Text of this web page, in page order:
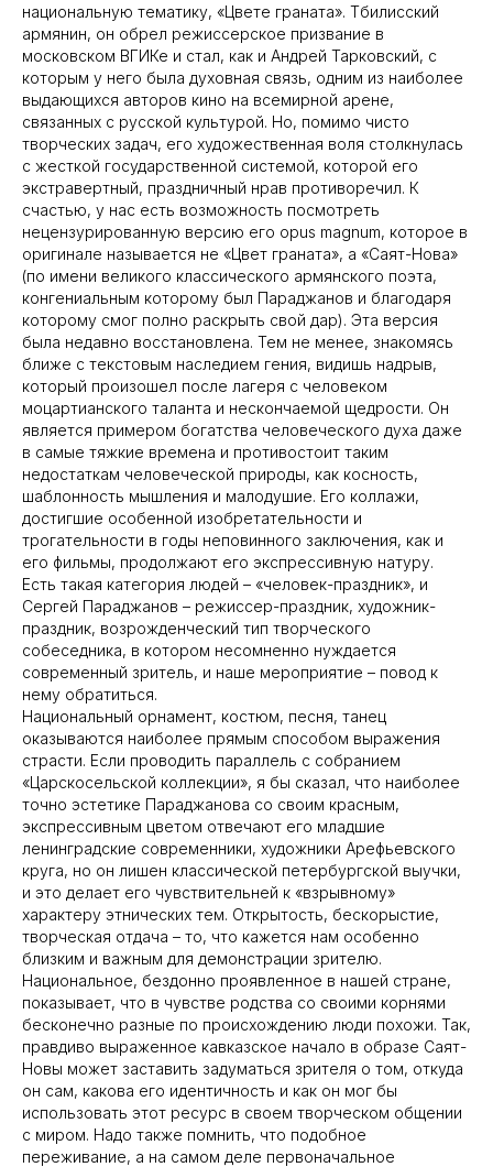
национальную тематику, «Цвете граната». Тбилисский
армянин, он обрел режиссерское призвание в
московском ВГИКе и стал, как и Андрей Тарковский, с
которым у него была духовная связь, одним из наиболее
выдающихся авторов кино на всемирной арене,
связанных с русской культурой. Но, помимо чисто
творческих задач, его художественная воля столкнулась
с жесткой государственной системой, которой его
экстравертный, праздничный нрав противоречил. К
счастью, у нас есть возможность посмотреть
нецензурированную версию его opus magnum, которое в
оригинале называется не «Цвет граната», а «Саят-Нова»
(по имени великого классического армянского поэта,
конгениальным которому был Параджанов и благодаря
которому смог полно раскрыть свой дар). Эта версия
была недавно восстановлена. Тем не менее, знакомясь
ближе с текстовым наследием гения, видишь надрыв,
который произошел после лагеря с человеком
моцартианского таланта и нескончаемой щедрости. Он
является примером богатства человеческого духа даже
в самые тяжкие времена и противостоит таким
недостаткам человеческой природы, как косность,
шаблонность мышления и малодушие. Его коллажи,
достигшие особенной изобретательности и
трогательности в годы неповинного заключения, как и
его фильмы, продолжают его экспрессивную натуру.
Есть такая категория людей – «человек-праздник», и
Сергей Параджанов – режиссер-праздник, художник-
праздник, возрожденческий тип творческого
собеседника, в котором несомненно нуждается
современный зритель, и наше мероприятие – повод к
нему обратиться.
Национальный орнамент, костюм, песня, танец
оказываются наиболее прямым способом выражения
страсти. Если проводить параллель с собранием
«Царскосельской коллекции», я бы сказал, что наиболее
точно эстетике Параджанова со своим красным,
экспрессивным цветом отвечают его младшие
ленинградские современники, художники Арефьевского
круга, но он лишен классической петербургской выучки,
и это делает его чувствительней к «взрывному»
характеру этнических тем. Открытость, бескорыстие,
творческая отдача – то, что кажется нам особенно
близким и важным для демонстрации зрителю.
Национальное, бездонно проявленное в нашей стране,
показывает, что в чувстве родства со своими корнями
бесконечно разные по происхождению люди похожи. Так,
правдиво выраженное кавказское начало в образе Саят-
Новы может заставить задуматься зрителя о том, откуда
он сам, какова его идентичность и как он мог бы
использовать этот ресурс в своем творческом общении
с миром. Надо также помнить, что подобное
переживание, а на самом деле первоначальное